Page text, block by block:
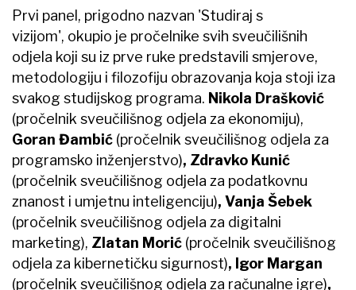
Prvi panel, prigodno nazvan 'Studiraj s
vizijom', okupio je pročelnike svih sveučilišnih
odjela koji su iz prve ruke predstavili smjerove,
metodologiju i filozofiju obrazovanja koja stoji iza
svakog studijskog programa. Nikola Drašković
(pročelnik sveučilišnog odjela za ekonomiju),
Goran Đambić (pročelnik sveučilišnog odjela za
programsko inženjerstvo), Zdravko Kunić
(pročelnik sveučilišnog odjela za podatkovnu
znanost i umjetnu inteligenciju), Vanja Šebek
(pročelnik sveučilišnog odjela za digitalni
marketing), Zlatan Morić (pročelnik sveučilišnog
odjela za kibernetičku sigurnost), Igor Margan
(pročelnik sveučilišnog odjela za računalne igre),